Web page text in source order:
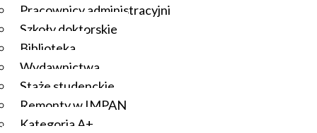
Pracownicy administracyjni
Szkoły doktorskie
Biblioteka
Wydawnictwa
Staże studenckie
Remonty w IMPAN
Kategoria A+